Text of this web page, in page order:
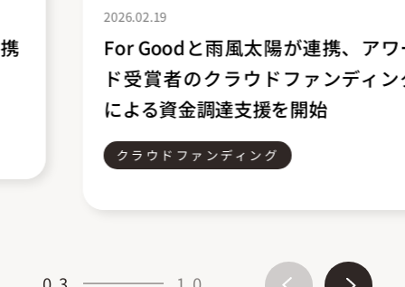
2026.02.19
For Goodと雨風太陽が連携、アワー
ド受賞者のクラウドファンディング
による資金調達支援を開始
クラウドファンディング